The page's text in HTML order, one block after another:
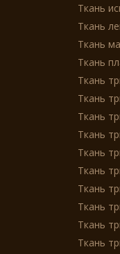
Ткань
Ткань
Ткань
Ткань
Ткань
Ткань
Ткань
Ткань
Ткань
Ткань
Ткань
Ткань
Ткань
Ткань